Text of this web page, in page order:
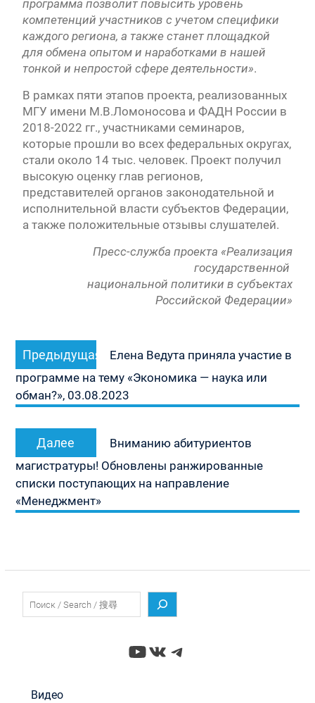
программа позволит повысить уровень
компетенций участников с учетом специфики
каждого региона, а также станет площадкой
для обмена опытом и наработками в нашей
тонкой и непростой сфере деятельности».
В рамках пяти этапов проекта, реализованных
МГУ имени М.В.Ломоносова и ФАДН России в
2018-2022 гг., участниками семинаров,
которые прошли во всех федеральных округах,
стали около 14 тыс. человек. Проект получил
высокую оценку глав регионов,
представителей органов законодательной и
исполнительной власти субъектов Федерации,
а также положительные отзывы слушателей.
Пресс-служба проекта «Реализация
государственной
национальной политики в субъектах
Российской Федерации»
Навигация
по
записям
Предыдущая
запись:
Елена Ведута приняла участие в
программе на тему «Экономика — наука или
обман?», 03.08.2023
Далее
запись:
Вниманию абитуриентов
магистратуры! Обновлены ранжированные
списки поступающих на направление
«Менеджмент»
YouTube
ВКонтакте
Telegram
Видео